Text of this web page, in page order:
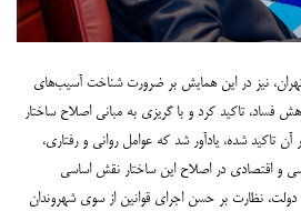
نیز در این همایش بر ضرورت شناخت آسیب‌های
فساد، تاکید کرد و با گریزی به مبانی اصلاح ساختار
تاکید شده، یادآور شد که عوامل روانی و رفتاری،
و اقتصادی در اصلاح این ساختار نقش اساسی
دولت، نظارت بر حسن اجرای قوانین از سوی شهروندان